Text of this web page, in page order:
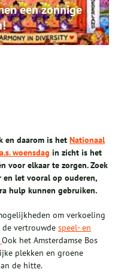
een zonnige
en daarom is het Nationaal
woensdag in zicht is het
voor elkaar te zorgen. Zoek
en let vooral op ouderen,
hulp kunnen gebruiken.
om verkoeling
de vertrouwde speel- en
Ook het Amsterdamse Bos
plekken en groene
de hitte.